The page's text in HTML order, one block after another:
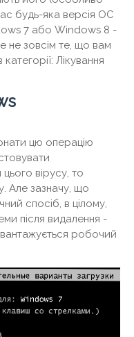
будь-яка версія ОС
7 або Windows 8 -
не зовсім те, що вам
категорії: Лікування
цю операцію
вірусу, то
Але зазначу, що
спосіб, в цілому,
після видалення -
робочий